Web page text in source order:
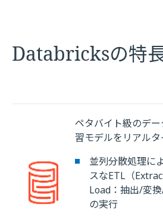
Databricksの特
ペタバイト級のデ
習モデルをリアル
並列分散処理に
スなETL（
Load：抽出/変
の実行